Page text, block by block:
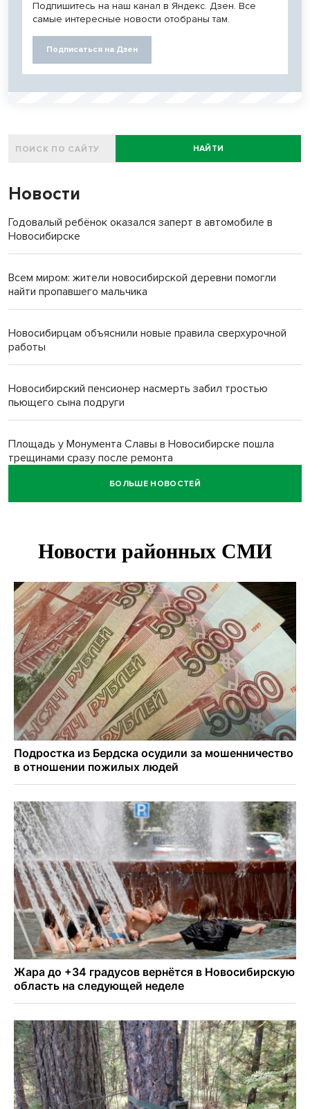
Подпишитесь на наш канал в Яндекс. Дзен. Все
самые интересные новости отобраны там.
Подписаться на Дзен
НАЙТИ
Новости
Годовалый ребёнок оказался заперт в автомобиле в
Новосибирске
Всем миром: жители новосибирской деревни помогли
найти пропавшего мальчика
Новосибирцам объяснили новые правила сверхурочной
работы
Новосибирский пенсионер насмерть забил тростью
пьющего сына подруги
Площадь у Монумента Славы в Новосибирске пошла
трещинами сразу после ремонта
Африканский врач поразил новосибирцев в травмпункте
Покрытие рулежных дорожек обновили в аэропорту
В Новосибирске зафиксирован рост заболеваемости
энтеровирусной инфекцией
В Новосибирске осудили внука за продажу дедова ружья
псевдо-мигранту
БОЛЬШЕ НОВОСТЕЙ